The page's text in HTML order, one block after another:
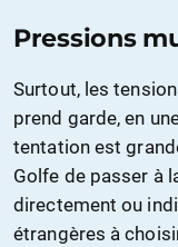
Pressions
Surtout, les
prend garde, en
tentation est
Golfe de passer à
directement ou
étrangères à